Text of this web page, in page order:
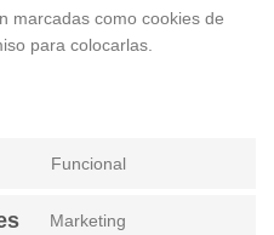
marcadas como cookies de
para colocarlas.
Funcional
Marketing